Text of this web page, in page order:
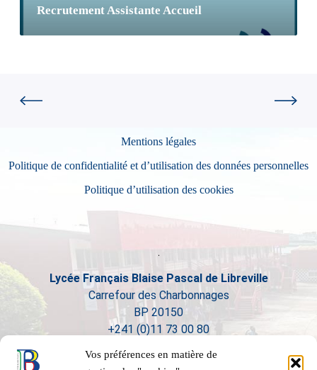
Vos préférences en matière de
Recrutement Assistante Accueil
Mentions légales
Politique de confidentialité et d’utilisation des données personnelles
Politique d’utilisation des cookies
Lycée Français Blaise Pascal de Libreville
Carrefour des Charbonnages
BP 20150
+241 (0)11 73 00 80